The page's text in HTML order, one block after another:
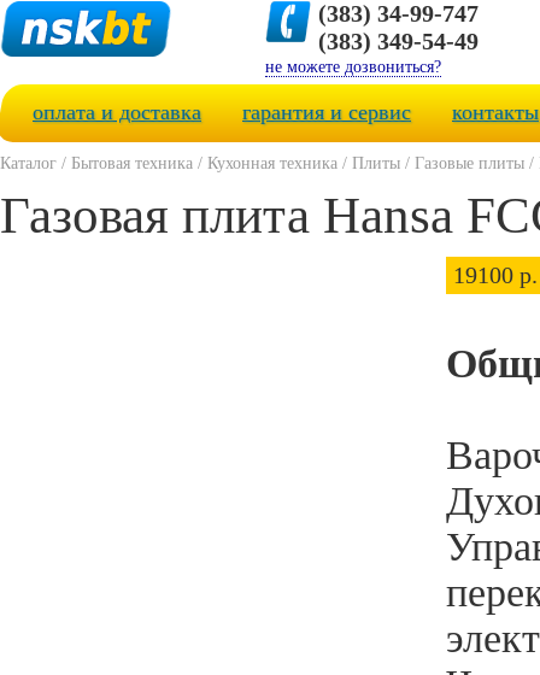
(383) 34-99-747
(383) 349-54-49
не можете дозвониться?
оплата и доставка гарантия и сервис контакты
Каталог / Бытовая техника / Кухонная техника / Плиты / Газовые плиты /
Газовая плита Hansa
19100 р.